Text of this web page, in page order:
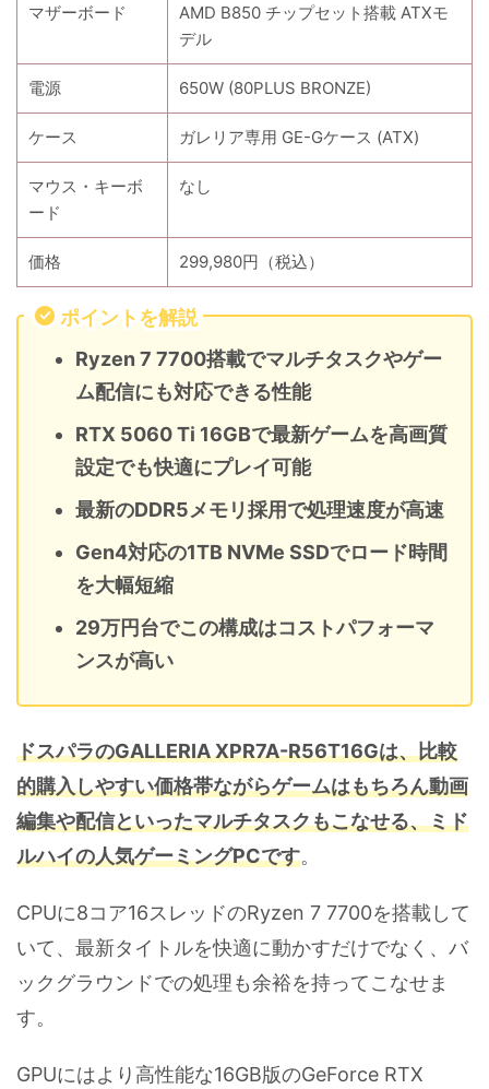
マザーボード
AMD B850 チップセット搭載 ATXモ
デル
電源 650W (80PLUS BRONZE)
ケース ガレリア専用 GE-Gケース (ATX)
マウス・キーボ
ード
なし
価格 299,980円（税込）
ポイントを解説
Ryzen 7 7700搭載でマルチタスクやゲー
ム配信にも対応できる性能
RTX 5060 Ti 16GBで最新ゲームを高画質
設定でも快適にプレイ可能
最新のDDR5メモリ採用で処理速度が高速
Gen4対応の1TB NVMe SSDでロード時間
を大幅短縮
29万円台でこの構成はコストパフォーマ
ンスが高い
ドスパラのGALLERIA XPR7A-R56T16Gは、比較
的購入しやすい価格帯ながらゲームはもちろん動画
編集や配信といったマルチタスクもこなせる、ミド
ルハイの人気ゲーミングPCです。
CPUに8コア16スレッドのRyzen 7 7700を搭載して
いて、最新タイトルを快適に動かすだけでなく、バ
ックグラウンドでの処理も余裕を持ってこなせま
す。
GPUにはより高性能な16GB版のGeForce RTX